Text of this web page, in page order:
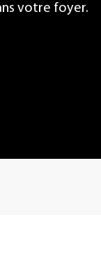
votre foyer.